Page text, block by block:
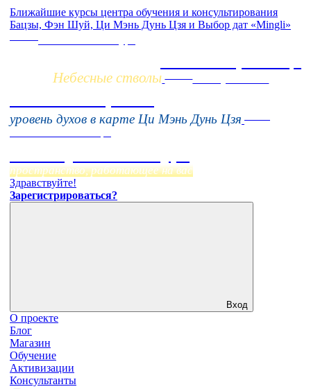
Ближайшие курсы центра обучения и консультирования
Бацзы, Фэн Шуй, Ци Мэнь Дунь Цзя и Выбор дат «Mingli»
Небесные стволы 16 августа 11:00
уровень духов в карте Ци Мэнь Дунь Цзя
пространство, работающее на вас
Здравствуйте!
Зарегистрироваться?
Вход
О проекте
Блог
Магазин
Обучение
Активизации
Консультанты